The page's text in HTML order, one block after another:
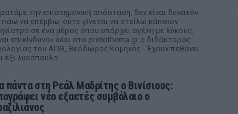
την επιστημονική απόσταση, δεν είναι δυνατόν
πάω να επέμβω, ούτε γίνεται να στείλω κάποιον
σε ένα μέρος όπου υπάρχει αγέλη με λύκους,
επικίνδυνο» λέει στο protothema.gr ο διδάκτορας
του ΑΠΘ, Θεόδωρος Κομηνός - Έχουν πεθάνει
έξι λυκόπουλα
πάντα στη Ρεάλ Μαδρίτης ο Βινίσιους:
νέο εξαετές συμβόλαιο ο